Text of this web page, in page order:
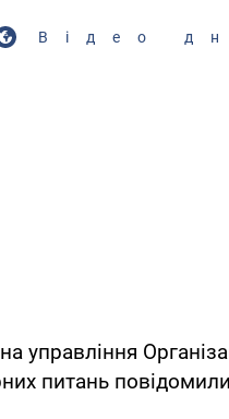
Відео
управління
питань